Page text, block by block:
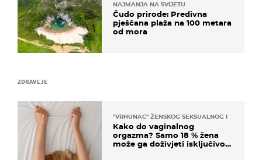
ZDRAVLJE
"VRHUNAC" ŽENSKOG SEKSUALNOG ISKUSTVA
Kako do vaginalnog
orgazma? Samo 18 % žena
može ga doživjeti isključivo
NAJMANJA NA SVIJETU
Čudo prirode: Predivna
pješčana plaža na 100 metara
od mora